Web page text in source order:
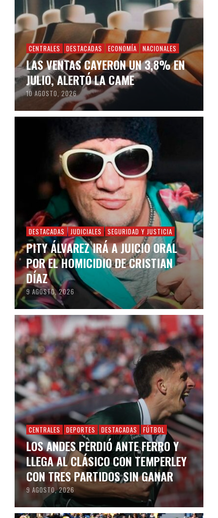
CENTRALES DESTACADAS ECONOMÍA NACIONALES
LAS VENTAS CAYERON UN 3,8% EN
JULIO, ALERTÓ LA CAME
10 AGOSTO, 2026
DESTACADAS JUDICIALES SEGURIDAD Y JUSTICIA
PITY ÁLVAREZ IRÁ A JUICIO ORAL
POR EL HOMICIDIO DE CRISTIAN
DÍAZ
9 AGOSTO, 2026
CENTRALES DEPORTES DESTACADAS FÚTBOL
LOS ANDES PERDIÓ ANTE FERRO Y
LLEGA AL CLÁSICO CON TEMPERLEY
CON TRES PARTIDOS SIN GANAR
9 AGOSTO, 2026